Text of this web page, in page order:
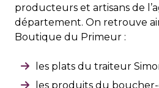
producteurs et artisans de
département. On retrouve
Boutique du Primeur :
les plats du traiteur
les produits du